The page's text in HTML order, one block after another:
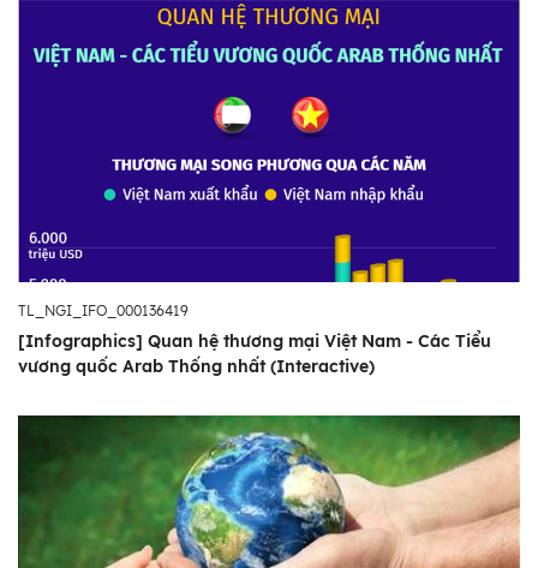
TL_NGI_IFO_000136419
[Infographics] Quan hệ thương mại Việt Nam - Các Tiểu
vương quốc Arab Thống nhất (Interactive)